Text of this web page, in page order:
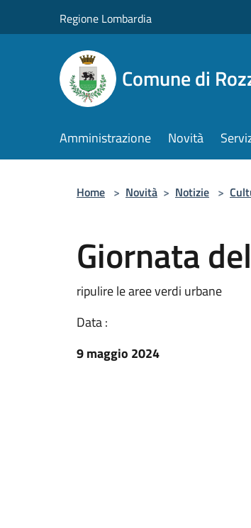
Regione Lombardia
Comune di
Amministrazione Novità
Home > Novità > Notizie >
Giornata
ripulire le aree verdi urbane
Data :
9 maggio 2024